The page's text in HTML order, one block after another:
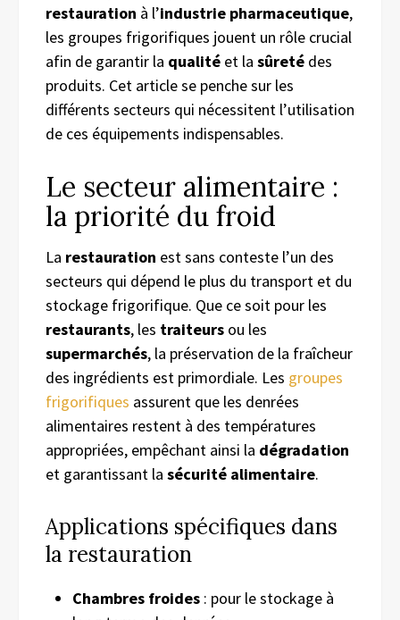
restauration à l’industrie pharmaceutique,
les groupes frigorifiques jouent un rôle crucial
afin de garantir la qualité et la sûreté des
produits. Cet article se penche sur les
différents secteurs qui nécessitent l’utilisation
de ces équipements indispensables.
Le secteur alimentaire :
la priorité du froid
La restauration est sans conteste l’un des
secteurs qui dépend le plus du transport et du
stockage frigorifique. Que ce soit pour les
restaurants, les traiteurs ou les
supermarchés, la préservation de la fraîcheur
des ingrédients est primordiale. Les groupes
frigorifiques assurent que les denrées
alimentaires restent à des températures
appropriées, empêchant ainsi la dégradation
et garantissant la sécurité alimentaire.
Applications spécifiques dans
la restauration
Chambres froides : pour le stockage à